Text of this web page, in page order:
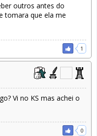
outros antes do
tomara que ela me
1
Vi no KS mas achei o
0